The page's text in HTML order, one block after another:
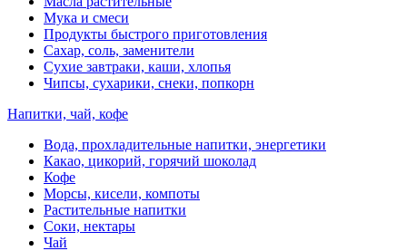
Мука и смеси
Продукты быстрого приготовления
Сахар, соль, заменители
Сухие завтраки, каши, хлопья
Чипсы, сухарики, снеки, попкорн
Напитки, чай, кофе
Вода, прохладительные напитки, энергетики
Какао, цикорий, горячий шоколад
Кофе
Морсы, кисели, компоты
Растительные напитки
Соки, нектары
Чай